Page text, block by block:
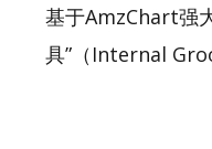
基于AmzChart强
具”（Internal